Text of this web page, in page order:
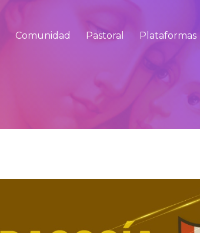
Comunidad Pastoral Plataformas